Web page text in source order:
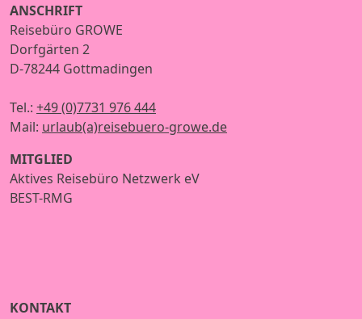
ANSCHRIFT
Reisebüro GROWE
Dorfgärten 2
D-78244 Gottmadingen
Tel.: +49 (0)7731 976 444
Mail: urlaub(a)reisebuero-growe.de
MITGLIED
Aktives Reisebüro Netzwerk eV
BEST-RMG
KONTAKT